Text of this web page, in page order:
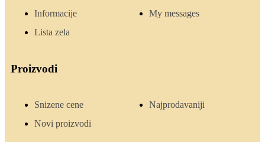
Informacije
Lista zela
My messages
Proizvodi
Snizene cene
Novi proizvodi
Najprodavaniji